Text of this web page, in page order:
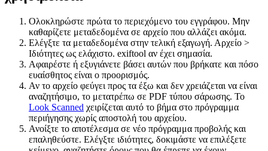
Ολοκληρώστε πρώτα το περιεχόμενο του εγγράφου. Μην
καθαρίζετε μεταδεδομένα σε αρχείο που αλλάζει ακόμα.
Ελέγξτε τα μεταδεδομένα στην τελική εξαγωγή. Αρχείο >
Ιδιότητες ως ελάχιστο. exiftool αν έχει σημασία.
Αφαιρέστε ή εξυγιάνετε βάσει αυτών που βρήκατε και πόσο
ευαίσθητος είναι ο προορισμός.
Αν το αρχείο φεύγει προς τα έξω και δεν χρειάζεται να είναι
αναζητήσιμο, το μετατρέπω σε PDF τύπου σάρωσης. Το
Look Scanned χειρίζεται αυτό το βήμα στο πρόγραμμα
περιήγησης χωρίς αποστολή του αρχείου.
Ανοίξτε το αποτέλεσμα σε νέο πρόγραμμα προβολής και
επαληθεύστε. Ελέγξτε ιδιότητες, δοκιμάστε να επιλέξετε